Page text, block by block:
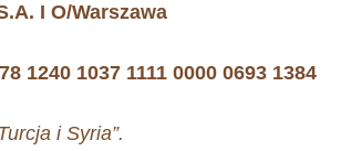
I O/Warszawa
1240 1037 1111 0000 0693 1384
i Syria”.